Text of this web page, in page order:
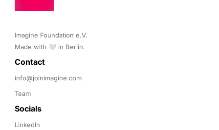
Imagine Foundation e.V.
Made with 🤍 in Berlin.
Contact
info@joinimagine.com
Team
Socials
LinkedIn